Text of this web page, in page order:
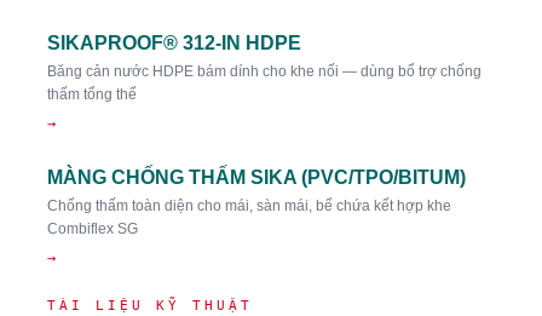
SIKAPROOF® 312-IN HDPE
Băng cản nước HDPE bám dính cho khe nối — dùng bổ trợ chống
thấm tổng thể
→
MÀNG CHỐNG THẤM SIKA (PVC/TPO/BITUM)
Chống thấm toàn diện cho mái, sàn mái, bể chứa kết hợp khe
Combiflex SG
→
TÀI LIỆU KỸ THUẬT